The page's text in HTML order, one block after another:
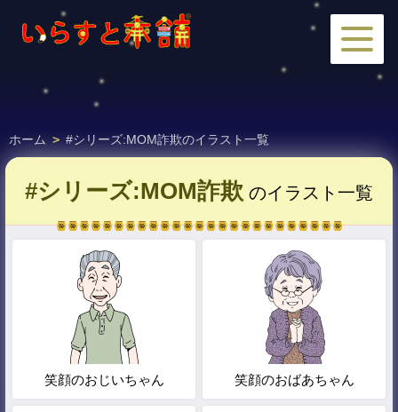
ホーム > #シリーズ:MOM詐欺のイラスト一覧
#シリーズ:MOM詐欺 のイラスト一覧
笑顔のおじいちゃん 笑顔のおばあちゃん